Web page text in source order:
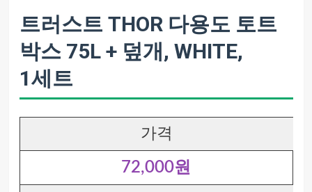
트러스트 THOR 다용도 토트
박스 75L + 덮개, WHITE,
1세트
가격
72,000원